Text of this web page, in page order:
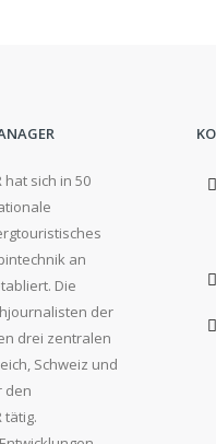
hat sich in 50
an
Die
der
drei zentralen
Schweiz und
den
tätig.